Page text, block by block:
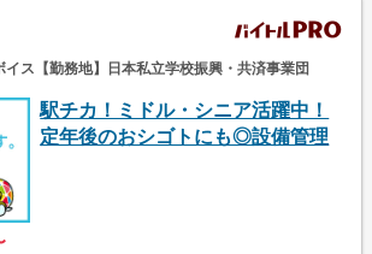
イス【勤務地】日本私立学校振興・共済事業団
駅チカ！ミドル・シニア活躍中！
定年後のおシゴトにも◎設備管理